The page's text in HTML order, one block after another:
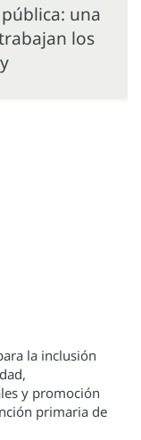
una
los
la inclusión
y promoción
primaria de